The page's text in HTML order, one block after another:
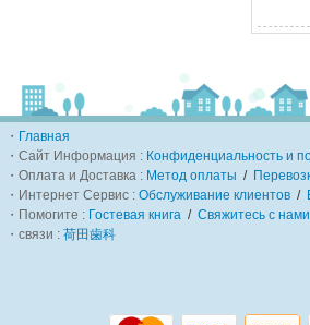
・ Главная
・Сайт Информация : Конфиденциальность и
・Оплата и Доставка : Метод оплаты /
・Интернет Сервис : Обслуживание клиентов /
・Помогите : Гостевая книга / Свяжитесь с нами
・связи : 荷田歯科